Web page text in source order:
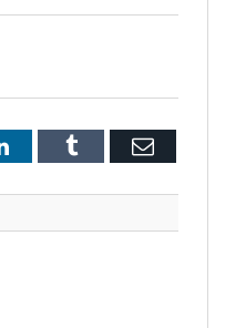
LinkedInTumblr Email